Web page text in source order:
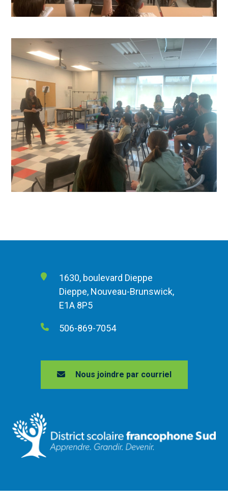
1630, boulevard Dieppe
Dieppe, Nouveau-Brunswick,
E1A 8P5
506-869-7054
Nous joindre par courriel